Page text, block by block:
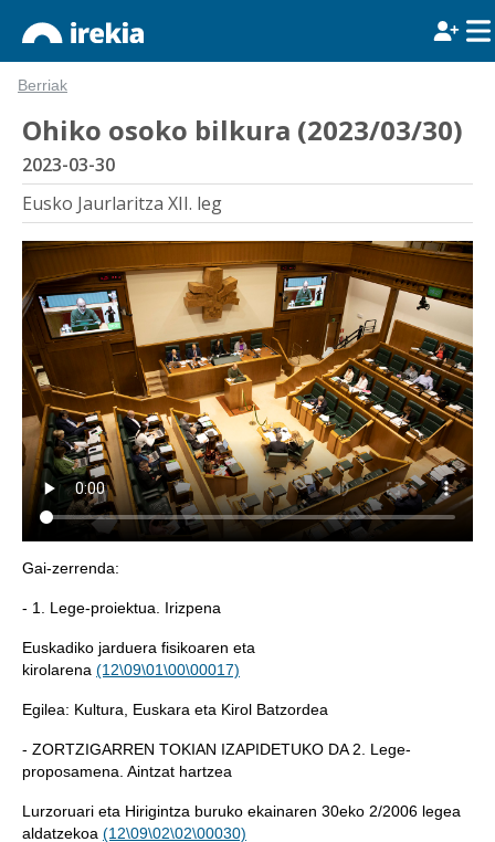
Berriak
Ohiko osoko bilkura (2023/03/30)
2023-03-30
Eusko Jaurlaritza XII. leg
Gai-zerrenda:
- 1. Lege-proiektua. Irizpena
Euskadiko jarduera fisikoaren eta
kirolarena (12\09\01\00\00017)
Egilea: Kultura, Euskara eta Kirol Batzordea
- ZORTZIGARREN TOKIAN IZAPIDETUKO DA 2. Lege-
proposamena. Aintzat hartzea
Lurzoruari eta Hirigintza buruko ekainaren 30eko 2/2006 legea
aldatzekoa (12\09\02\02\00030)